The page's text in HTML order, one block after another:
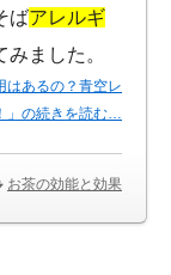
ばアレルギ
ました。
はあるの？青空レ
」の続きを読む…
お茶の効能と効果